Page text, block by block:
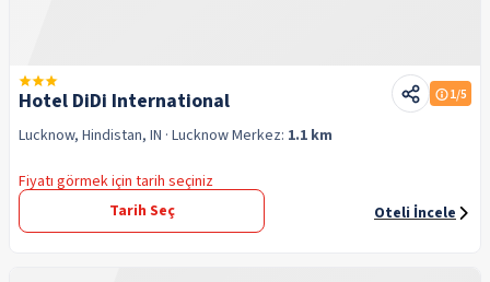
Hotel DiDi International 1/5
Lucknow, Hindistan, IN · LucknowMerkez: 1.1 km
Fiyatı görmek için tarih seçiniz
Tarih Seç
Oteli İncele